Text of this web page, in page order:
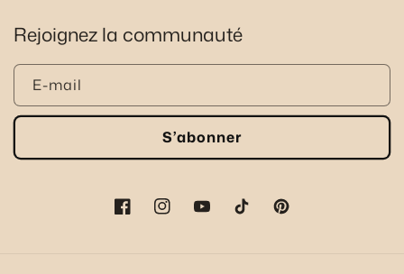
Rejoignez la communauté
E-mail
S’abonner
FacebookInstagramYouTubeTikTokPinterest